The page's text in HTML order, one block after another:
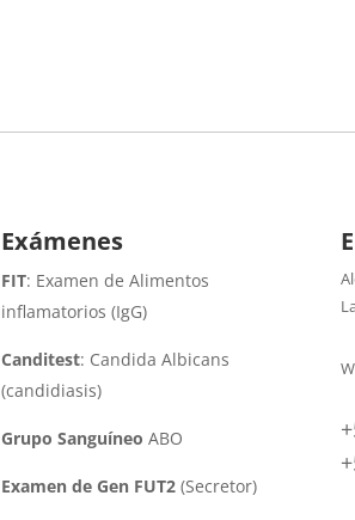
Exámenes
FIT: Examen de Alimentos
inflamatorios (IgG)
Canditest: Candida Albicans
(candidiasis)
Grupo Sanguíneo ABO
Examen de Gen FUT2(Secretor)